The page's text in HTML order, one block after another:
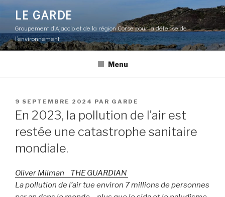
Aller
contenu
principal
LE GARDE
Groupement d’Ajaccio et de la région Corse pour la défense de
l’environnement
Menu
PUBLIÉ
LE
9 SEPTEMBRE 2024 PAR GARDE
En 2023, la pollution de l’air est
restée une catastrophe sanitaire
mondiale.
Oliver Milman THE GUARDIAN
La pollution de l’air tue environ 7 millions de personnes